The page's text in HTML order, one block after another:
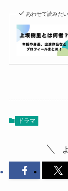
あわせて読みたい
ドラマ